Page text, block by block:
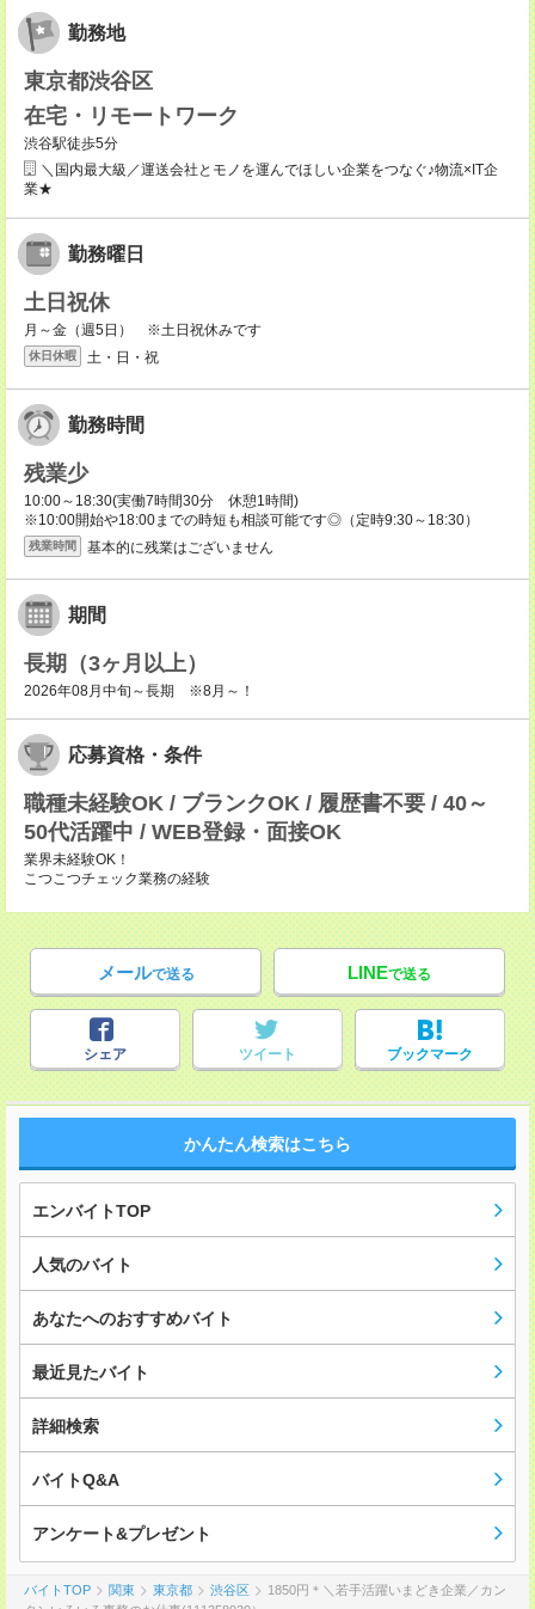
勤務地
東京都渋谷区
在宅・リモートワーク
渋谷駅徒歩5分
＼国内最大級／運送会社とモノを運んでほしい企業をつなぐ♪物流×IT企
業★
勤務曜日
土日祝休
月～金（週5日） ※土日祝休みです
休日休暇 土・日・祝
勤務時間
残業少
10:00～18:30(実働7時間30分 休憩1時間)
※10:00開始や18:00までの時短も相談可能です◎（定時9:30～18:30）
残業時間 基本的に残業はございません
期間
長期（3ヶ月以上）
2026年08月中旬～長期 ※8月～！
応募資格・条件
職種未経験OK / ブランクOK / 履歴書不要 / 40～
50代活躍中 / WEB登録・面接OK
業界未経験OK！
こつこつチェック業務の経験
メールで送る LINEで送る
シェア ツイート ブックマーク
かんたん検索はこちら
エンバイトTOP
人気のバイト
あなたへのおすすめバイト
最近見たバイト
詳細検索
バイトQ&A
アンケート&プレゼント
バイトTOP 関東 東京都 渋谷区
1850円＊＼若手活躍いまどき企業／カン